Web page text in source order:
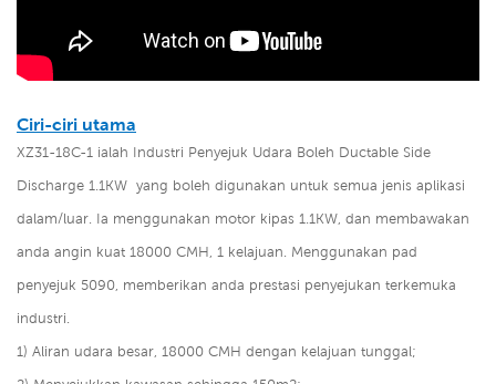
Ciri-ciri utama
XZ31-18C-1 ialah Industri Penyejuk Udara Boleh Ductable Side
Discharge 1.1KW yang boleh digunakan untuk semua jenis aplikasi
dalam/luar. Ia menggunakan motor kipas 1.1KW, dan membawakan
anda angin kuat 18000 CMH, 1 kelajuan. Menggunakan pad
penyejuk 5090, memberikan anda prestasi penyejukan terkemuka
industri.
1) Aliran udara besar, 18000 CMH dengan kelajuan tunggal;